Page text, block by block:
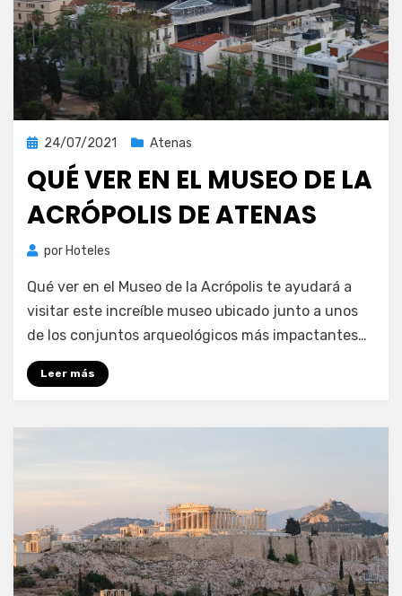
Publicada
24/07/2021 Atenas
QUÉ VER EN EL MUSEO DE LA
ACRÓPOLIS DE ATENAS
por Hoteles
Qué ver en el Museo de la Acrópolis te ayudará a
visitar este increíble museo ubicado junto a unos
de los conjuntos arqueológicos más impactantes…
Leer más